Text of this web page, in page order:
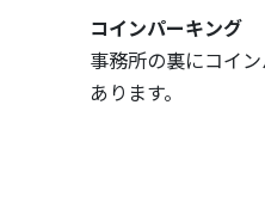
コインパーキング
事務所の裏にコイ
あります。